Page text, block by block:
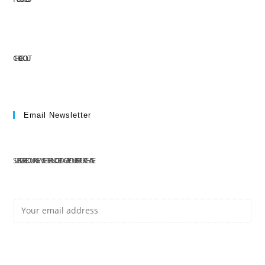
CHECKOUT
Email Newsletter
SUBSCRIBE TO OUR NEWSLETTER AND GET 10% OFF YOUR FIRST PURCHASE